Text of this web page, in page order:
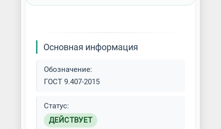
Покраска акриловыми красками
Покраска алкидными красками
Покраска краскопультом
Основная информация
Обозначение:
ГОСТ 9.407-2015
Статус:
ДЕЙСТВУЕТ